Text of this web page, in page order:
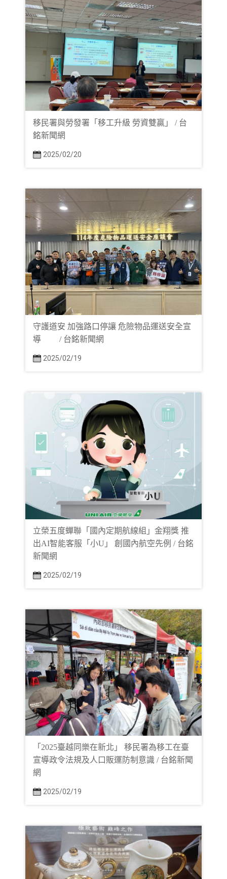
移民署與勞發署「移工升級 勞資雙贏」 / 台
銘新聞網
2025/02/20
守護道安 加強路口停讓 危險物品運送安全宣
導 / 台銘新聞網
2025/02/19
立榮五度蟬聯「國內定期航線組」金翔獎 推
出AI智能客服「小U」 創國內航空先例 / 台銘
新聞網
2025/02/19
「2025臺越同樂在新北」 移民署為移工在臺
宣導政令法規及人口販運防制意識 / 台銘新聞
網
2025/02/19